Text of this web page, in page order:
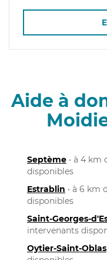
Aide à
Septème • à 4 km
disponibles
Estrablin • à 6 km
disponibles
Saint-Georges-
intervenants
Oytier-Saint-Oblas